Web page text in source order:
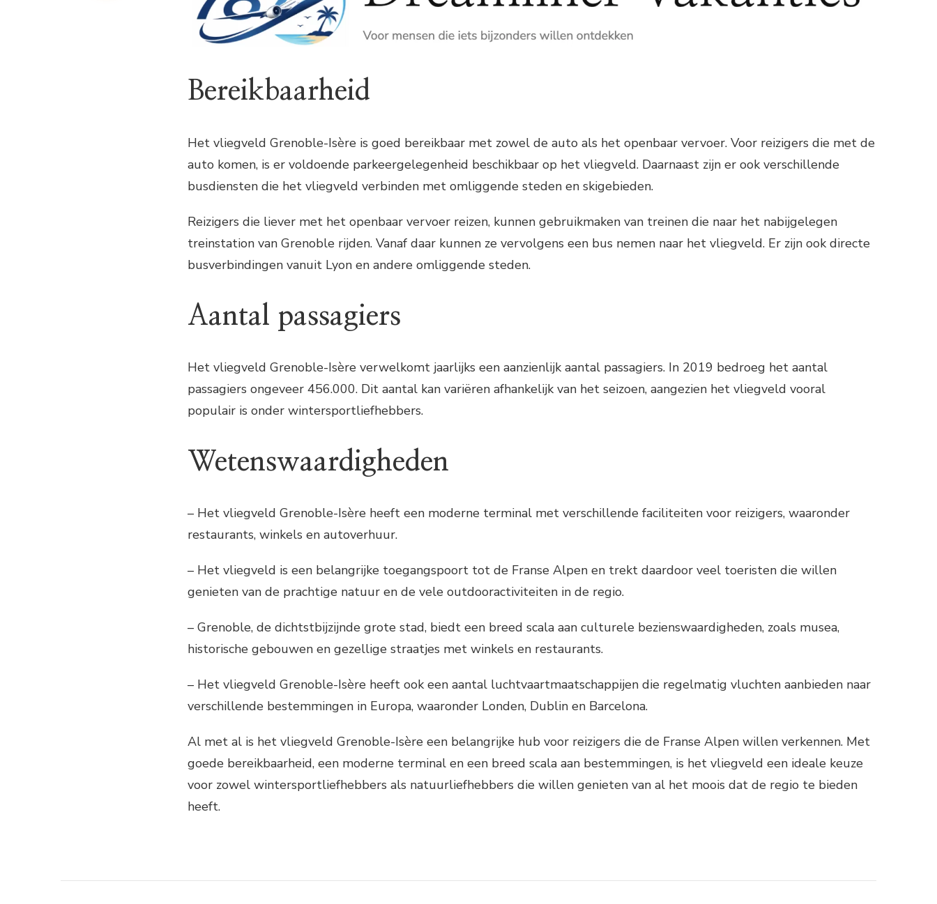
Bereikbaarheid
Het vliegveld Grenoble-Isère is goed bereikbaar met zowel de auto als het openbaar vervoer. Voor reizigers die met de
auto komen, is er voldoende parkeergelegenheid beschikbaar op het vliegveld. Daarnaast zijn er ook verschillende
busdiensten die het vliegveld verbinden met omliggende steden en skigebieden.
Reizigers die liever met het openbaar vervoer reizen, kunnen gebruikmaken van treinen die naar het nabijgelegen
treinstation van Grenoble rijden. Vanaf daar kunnen ze vervolgens een bus nemen naar het vliegveld. Er zijn ook directe
busverbindingen vanuit Lyon en andere omliggende steden.
Aantal passagiers
Het vliegveld Grenoble-Isère verwelkomt jaarlijks een aanzienlijk aantal passagiers. In 2019 bedroeg het aantal
passagiers ongeveer 456.000. Dit aantal kan variëren afhankelijk van het seizoen, aangezien het vliegveld vooral
populair is onder wintersportliefhebbers.
Wetenswaardigheden
– Het vliegveld Grenoble-Isère heeft een moderne terminal met verschillende faciliteiten voor reizigers, waaronder
restaurants, winkels en autoverhuur.
– Het vliegveld is een belangrijke toegangspoort tot de Franse Alpen en trekt daardoor veel toeristen die willen
genieten van de prachtige natuur en de vele outdooractiviteiten in de regio.
– Grenoble, de dichtstbijzijnde grote stad, biedt een breed scala aan culturele bezienswaardigheden, zoals musea,
historische gebouwen en gezellige straatjes met winkels en restaurants.
– Het vliegveld Grenoble-Isère heeft ook een aantal luchtvaartmaatschappijen die regelmatig vluchten aanbieden naar
verschillende bestemmingen in Europa, waaronder Londen, Dublin en Barcelona.
Al met al is het vliegveld Grenoble-Isère een belangrijke hub voor reizigers die de Franse Alpen willen verkennen. Met
goede bereikbaarheid, een moderne terminal en een breed scala aan bestemmingen, is het vliegveld een ideale keuze
voor zowel wintersportliefhebbers als natuurliefhebbers die willen genieten van al het moois dat de regio te bieden
heeft.